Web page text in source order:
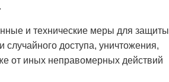
и технические меры для защиты
доступа, уничтожения,
от иных неправомерных действий